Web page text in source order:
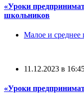
«Уроки
школьников
Малое и среднее
11.12.2023 в
«Уроки